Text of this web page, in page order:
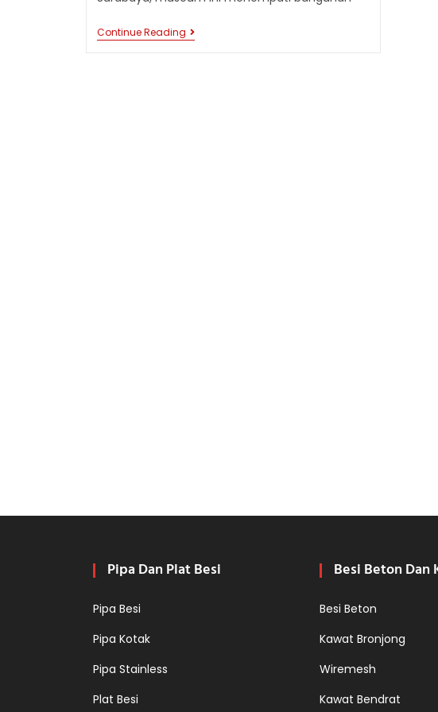
Continue ReadingMUSEUM
HOUSE
Pipa Dan Plat Besi
Pipa Besi
Pipa Kotak
Pipa Stainless
Plat Besi
Besi Beton Dan
Besi Beton
Kawat Bronjong
Wiremesh
Kawat Bendrat